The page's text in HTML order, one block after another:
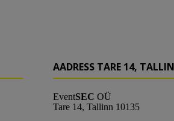
AADRESS TARE 14,
EventSEC OÜ
Tare 14,Tallinn 10135